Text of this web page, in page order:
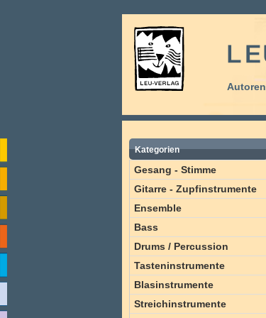
Autoren
Kategorien
Gesang - Stimme
Gitarre - Zupfinstrumente
Ensemble
Bass
Drums / Percussion
Tasteninstrumente
Blasinstrumente
Streichinstrumente